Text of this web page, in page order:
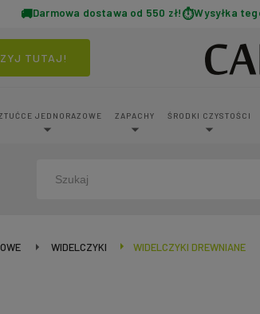
TUTAJ!
JEDNORAZOWE ZAPACHY ŚRODKI CZYSTOŚCI
WIDELCZYKI WIDELCZYKI DREWNIANE
Darmowa dostawa od 550 zł! Wysyłka